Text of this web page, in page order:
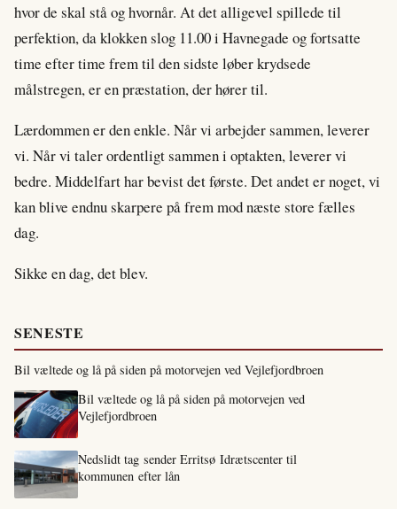
hvor de skal stå og hvornår. At det alligevel spillede til
perfektion, da klokken slog 11.00 i Havnegade og fortsatte
time efter time frem til den sidste løber krydsede
målstregen, er en præstation, der hører til.
Lærdommen er den enkle. Når vi arbejder sammen, leverer
vi. Når vi taler ordentligt sammen i optakten, leverer vi
bedre. Middelfart har bevist det første. Det andet er noget, vi
kan blive endnu skarpere på frem mod næste store fælles
dag.
Sikke en dag, det blev.
SENESTE
Bil væltede og lå på siden på motorvejen ved Vejlefjordbroen
Bil væltede og lå på siden på motorvejen ved
Vejlefjordbroen
Nedslidt tag sender Erritsø Idrætscenter til
kommunen efter lån